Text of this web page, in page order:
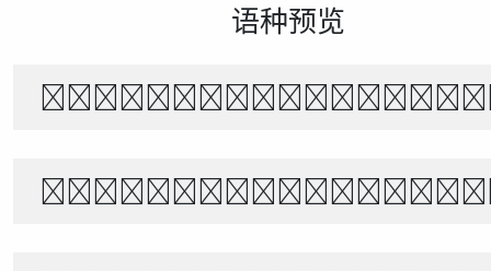
语种预览
The quick brown
Белый снег тихо